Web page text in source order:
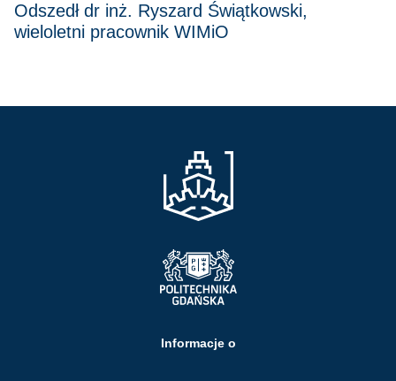
Odszedł dr inż. Ryszard Świątkowski,
wieloletni pracownik WIMiO
Informacje o